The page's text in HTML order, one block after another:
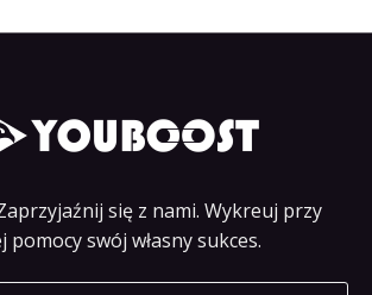
się z nami. Wykreuj przy
pomocy swój własny sukces.